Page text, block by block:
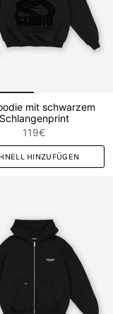
mit schwarzem
Schlangenprint
119€
HINZUFÜGEN